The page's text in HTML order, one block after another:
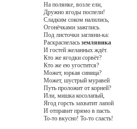
На полянке, возле ели,
Дружно ягоды поспели!
Сладким соком налились,
Огонёчками зажглись.
Под листочки загляни-ка:
Раскраснелась земляника
И гостей желанных ждёт.
Кто же ягодки сорвёт?
Кто же ею угостится?
Может, юркая синица?
Может, шустрый муравей
Путь проложит от корней?
Или, мишка косолапый,
Ягод горсть захватит лапой
И отправит прямо в пасть.
То-то вкусно! То-то сласть!